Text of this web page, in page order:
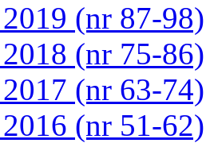
(nr 87-98)
(nr 75-86)
(nr 63-74)
(nr 51-62)